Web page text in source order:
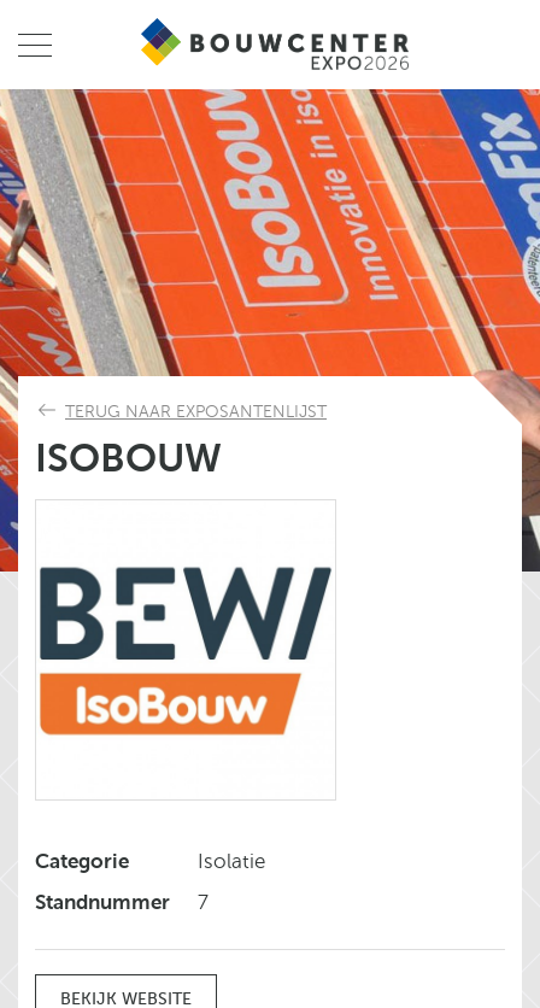
TERUG NAAR EXPOSANTENLIJST
ISOBOUW
Categorie
Isolatie
Standnummer
7
BEKIJK WEBSITE